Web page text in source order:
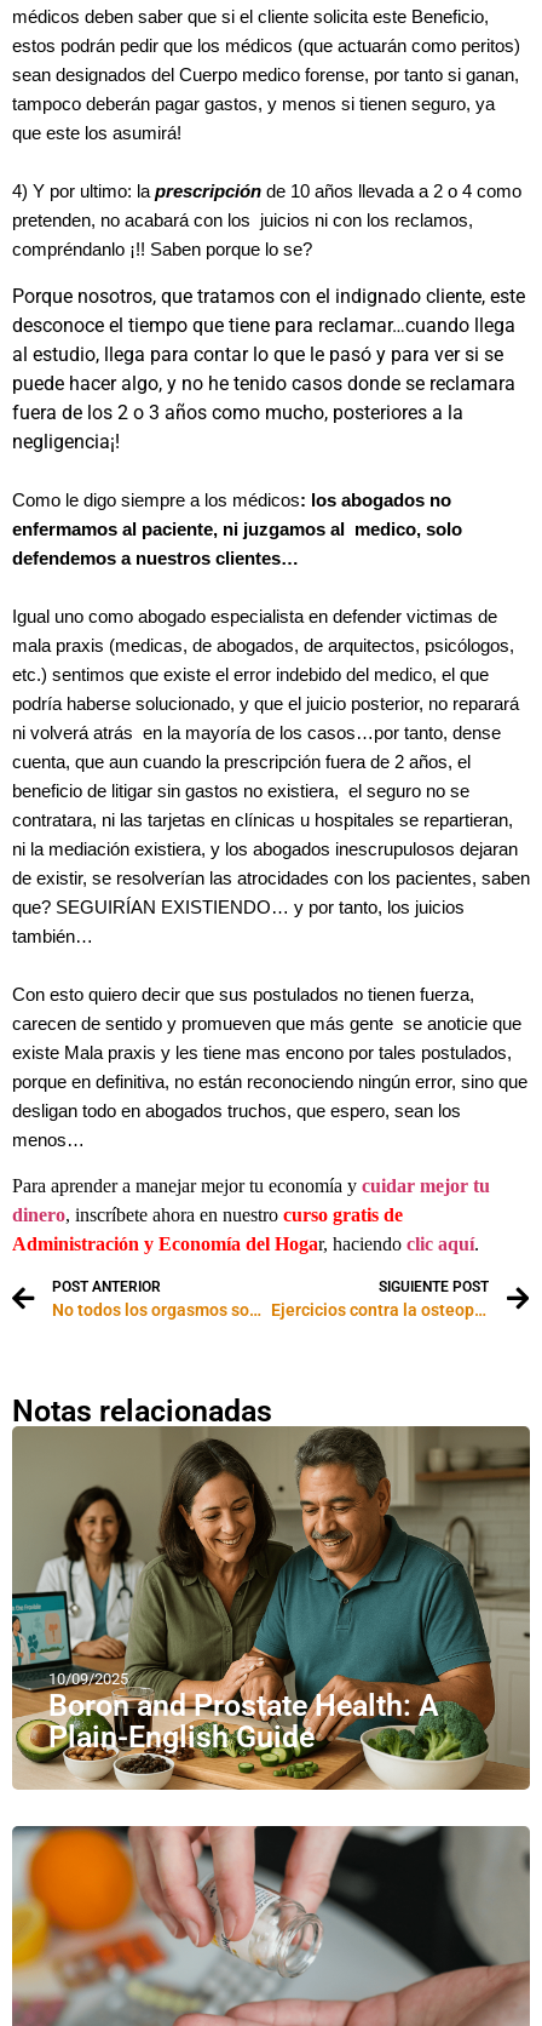
médicos deben saber que si el cliente solicita este Beneficio,
estos podrán pedir que los médicos (que actuarán como peritos)
sean designados del Cuerpo medico forense, por tanto si ganan,
tampoco deberán pagar gastos, y menos si tienen seguro, ya
que este los asumirá!
4) Y por ultimo: laprescripción de 10 años llevada a 2 o 4 como
pretenden, no acabará con los juicios ni con los reclamos,
compréndanlo ¡!! Saben porque lo se?
Porque nosotros, que tratamos con el indignado cliente, este
desconoce el tiempo que tiene para reclamar…cuando llega
al estudio, llega para contar lo que le pasó y para ver si se
puede hacer algo, y no he tenido casos donde se reclamara
fuera de los 2 o 3 años como mucho, posteriores a la
negligencia¡!
Como le digo siempre a los médicos: los abogados no
enfermamos al paciente, ni juzgamos al medico, solo
defendemos a nuestros clientes…
Igual uno como abogado especialista en defender victimas de
mala praxis (medicas, de abogados, de arquitectos, psicólogos,
etc.) sentimos que existe el error indebido del medico, el que
podría haberse solucionado, y que el juicio posterior, no reparará
ni volverá atrás en la mayoría de los casos…por tanto, dense
cuenta, que aun cuando la prescripción fuera de 2 años, el
beneficio de litigar sin gastos no existiera, el seguro no se
contratara, ni las tarjetas en clínicas u hospitales se repartieran,
ni la mediación existiera, y los abogados inescrupulosos dejaran
de existir, se resolverían las atrocidades con los pacientes, saben
que? SEGUIRÍAN EXISTIENDO… y por tanto, los juicios
también…
Con esto quiero decir que sus postulados no tienen fuerza,
carecen de sentido y promueven que más gente se anoticie que
existe Mala praxis y les tiene mas encono por tales postulados,
porque en definitiva, no están reconociendo ningún error, sino que
desligan todo en abogados truchos, que espero, sean los
menos…
Para aprender a manejar mejor tu economía y cuidar mejor tu
dinero, inscríbete ahora en nuestro curso gratis de
Administración y Economía del Hogar, haciendo clic aquí.
POST ANTERIOR
No todos los orgasmos son verdaderos
SIGUIENTE POST
Ejercicios contra la osteoporosis
Notas relacionadas
10/09/2025
Boron and Prostate Health: A
Plain-English Guide